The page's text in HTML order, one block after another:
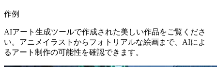
作例
AIアート生成ツールで作成された美しい作品をご覧くださ
い。アニメイラストからフォトリアルな絵画まで、AIによ
るアート制作の可能性を確認できます。